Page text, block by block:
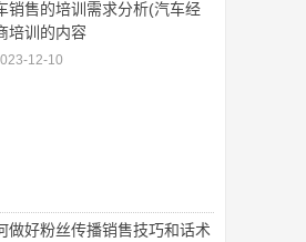
销售的培训需求分析(汽车经
培训的内容
12-10
做好粉丝传播销售技巧和话术